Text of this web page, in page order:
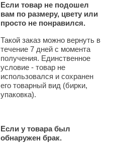
Если товар не подошел
вам по размеру, цвету или
просто не понравился.
Такой заказ можно вернуть в
течение 7 дней с момента
получения. Единственное
условие - товар не
использовался и сохранен
его товарный вид (бирки,
упаковка).
Если у товара был
обнаружен брак.